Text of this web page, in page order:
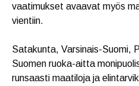
vaatimukset avaavat myös
vientiin.
Satakunta, Varsinais-Suomi,
Suomen ruoka-aitta
runsaasti maatiloja ja